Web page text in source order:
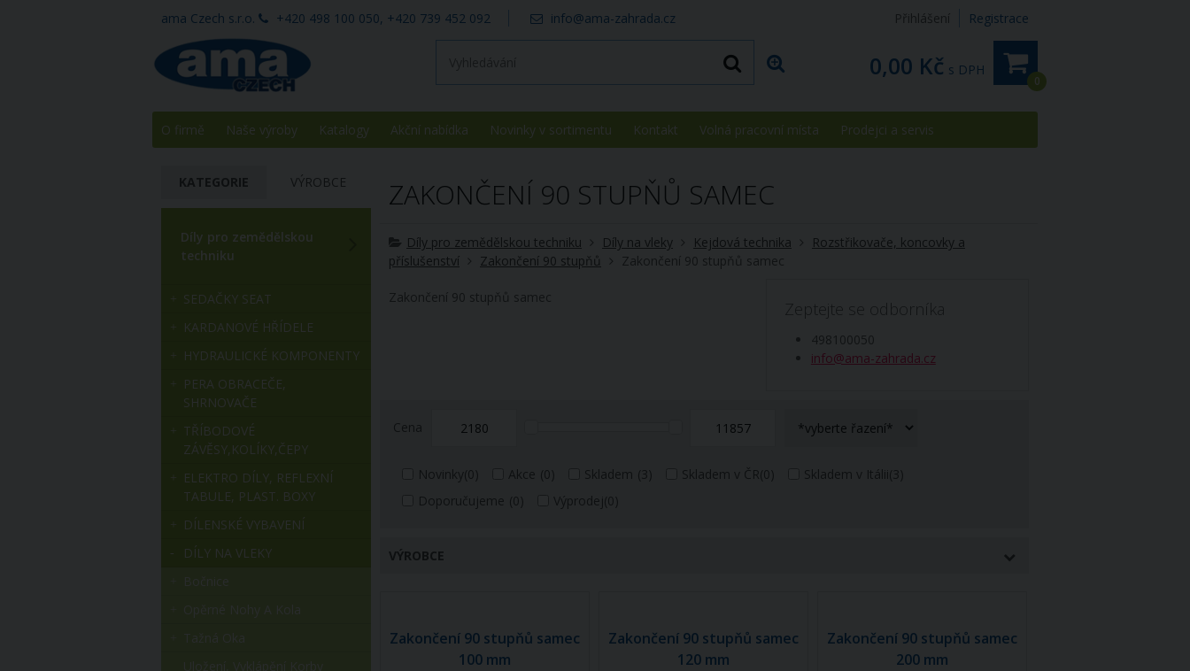
Přihlášení Registrace
ama Czech s.r.o. +420 498 100 050, +420 739 452 092 info@ama-zahrada.cz
0
0,00 Kč s DPH
O firmě Naše výroby Katalogy Akční nabídka Novinky v sortimentu Kontakt Volná pracovní místa Prodejci a servis
ZAKONČENÍ 90 STUPŇŮ SAMEC
Díly pro zemědělskou techniku Díly na vleky Kejdová technika
Rozstřikovače, koncovky a
příslušenství
Zakončení 90 stupňů Zakončení 90 stupňů samec
Zeptejte se odborníka
498100050
info@ama-zahrada.cz
Zakončení 90 stupňů samec
Cena
Novinky(0) Akce (0) Skladem (3) Skladem v ČR(0) Skladem v Itálii(3)
Doporučujeme (0) Výprodej(0)
VÝROBCE
Zakončení 90 stupňů samec
100 mm
Zakončení 90 stupňů samec
120 mm
Zakončení 90 stupňů samec
200 mm
KATEGORIE VÝROBCE
Díly pro zemědělskou
techniku
SEDAČKY SEAT
KARDANOVÉ HŘÍDELE
HYDRAULICKÉ KOMPONENTY
PERA OBRACEČE,
SHRNOVAČE
TŘÍBODOVÉ
ZÁVĚSY,KOLÍKY,ČEPY
ELEKTRO DÍLY, REFLEXNÍ
TABULE, PLAST. BOXY
DÍLENSKÉ VYBAVENÍ
DÍLY NA VLEKY